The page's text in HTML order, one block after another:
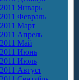
2011 Январь
2011 Февраль
2011 Март
2011 Апрель
2011 Май
2011 Июнь
2011 Июль
2011 Август